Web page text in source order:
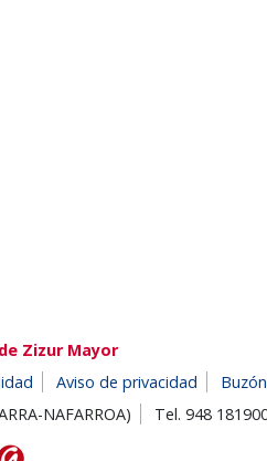
Zizur Mayor
Aviso de privacidad
NAFARROA)
Tel. 948